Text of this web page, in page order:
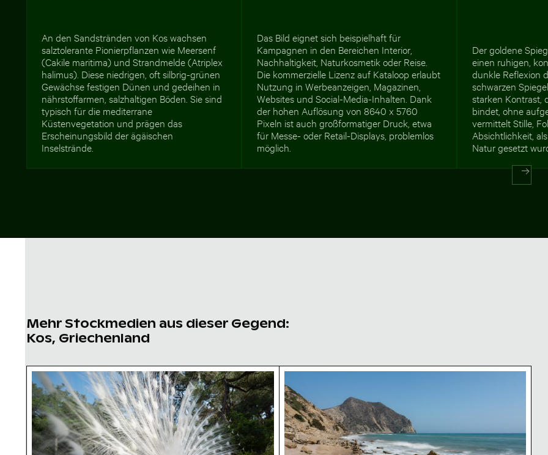
An den Sandstränden von Kos wachsen
salztolerante Pionierpflanzen wie Meersenf
(Cakile maritima) und Strandmelde (Atriplex
halimus). Diese niedrigen, oft silbrig-grünen
Gewächse festigen Dünen und gedeihen in
nährstoffarmen, salzhaltigen Böden. Sie sind
typisch für die mediterrane
Küstenvegetation und prägen das
Erscheinungsbild der ägäischen
Inselstrände.
Das Bild eignet sich beispielhaft für
Kampagnen in den Bereichen Interior,
Nachhaltigkeit, Naturkosmetik oder Reise.
Die kommerzielle Lizenz auf Kataloop erlaubt
Nutzung in Werbeanzeigen, Magazinen,
Websites und Social-Media-Inhalten. Dank
der hohen Auflösung von 8640 x 5760
Pixeln ist auch großformatiger Druck, etwa
für Messe- oder Retail-Displays, problemlos
möglich.
Der goldene
einen ruhigen,
dunkle Reflexion
schwarzen
starken Kontrast,
bindet, ohne
vermittelt Stille,
Absichtlichkeit,
Natur gesetzt
Mehr Stockmedien aus dieser Gegend:
Kos, Griechenland
Majestätischer weißer Pfau im Plaka-Wald Felsige Küste am Paradise Beach, Kos